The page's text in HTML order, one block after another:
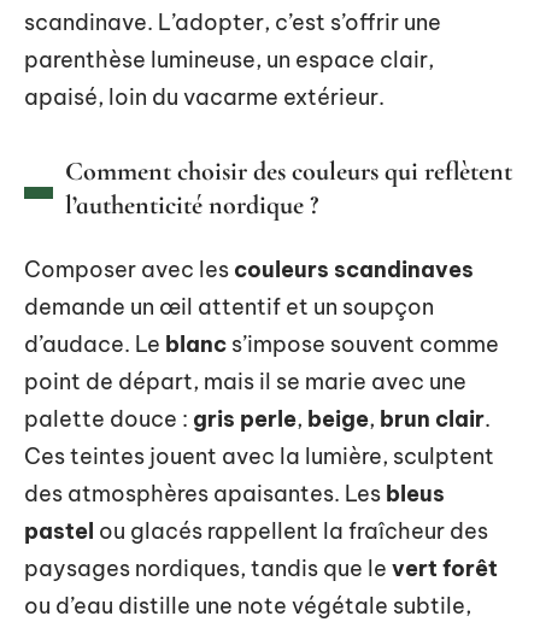
scandinave. L’adopter, c’est s’offrir une
parenthèse lumineuse, un espace clair,
apaisé, loin du vacarme extérieur.
Comment choisir des couleurs qui reflètent
l’authenticité nordique ?
Composer avec les couleurs scandinaves
demande un œil attentif et un soupçon
d’audace. Le blanc s’impose souvent comme
point de départ, mais il se marie avec une
palette douce : gris perle, beige, brun clair.
Ces teintes jouent avec la lumière, sculptent
des atmosphères apaisantes. Les bleus
pastel ou glacés rappellent la fraîcheur des
paysages nordiques, tandis que le vert forêt
ou d’eau distille une note végétale subtile,